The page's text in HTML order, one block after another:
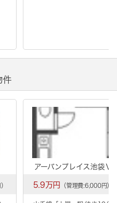
件
アーバンプレイス池袋Ⅴ
5.9万円 （管理費:6,000円）